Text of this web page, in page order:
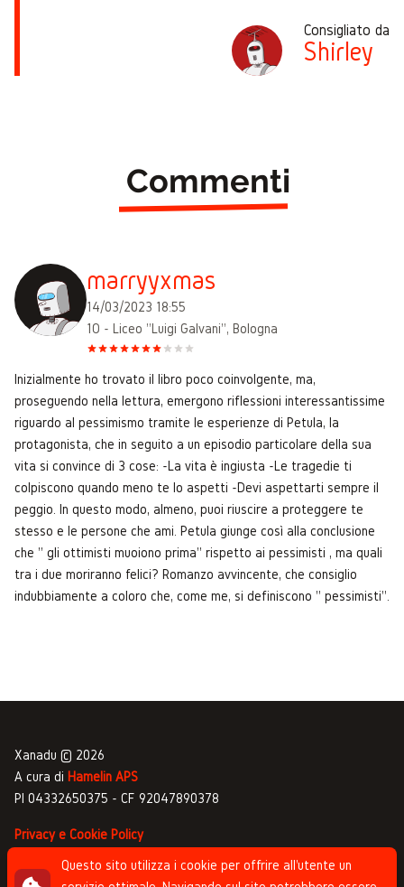
Consigliato da
Shirley
Commenti
marryyxmas
14/03/2023 18:55
1O - Liceo "Luigi Galvani", Bologna
Inizialmente ho trovato il libro poco coinvolgente, ma,
proseguendo nella lettura, emergono riflessioni interessantissime
riguardo al pessimismo tramite le esperienze di Petula, la
protagonista, che in seguito a un episodio particolare della sua
vita si convince di 3 cose: -La vita è ingiusta -Le tragedie ti
colpiscono quando meno te lo aspetti -Devi aspettarti sempre il
peggio. In questo modo, almeno, puoi riuscire a proteggere te
stesso e le persone che ami. Petula giunge così alla conclusione
che " gli ottimisti muoiono prima" rispetto ai pessimisti , ma quali
tra i due moriranno felici? Romanzo avvincente, che consiglio
indubbiamente a coloro che, come me, si definiscono " pessimisti".
Xanadu © 2026
A cura di Hamelin APS
PI 04332650375 - CF 92047890378
Privacy e Cookie Policy
Gestione commenti
Questo sito utilizza i cookie per offrire all'utente un